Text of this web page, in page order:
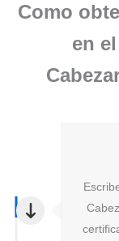
Como
en